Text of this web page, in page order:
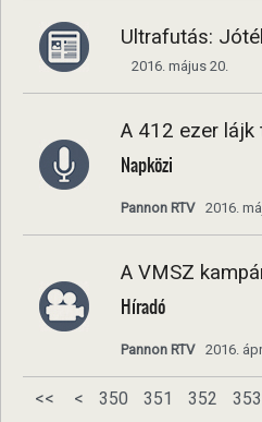
Ultrafutás:
2016. május 20.
A 412 ezer lájk
Napközi
Pannon RTV 2016.
A VMSZ
Híradó
Pannon RTV 2016.
<< < 350 351 352 353